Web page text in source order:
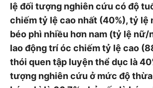
lệ đối tượng nghiên cứu có độ
chiếm tỷ lệ cao nhất (40%), tỷ lệ
béo phì nhiều hơn nam (tỷ lệ nữ/
lao động trí óc chiếm tỷ lệ cao
thói quen tập luyện thể dục là
tượng nghiên cứu ở mức độ thừa